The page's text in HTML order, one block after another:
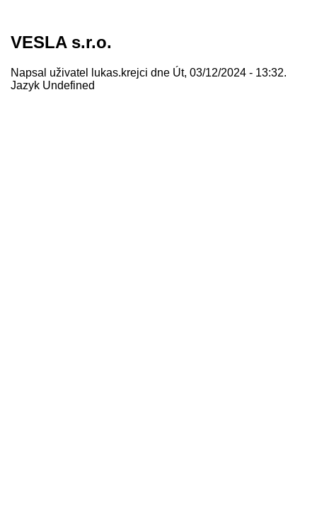
VESLA s.r.o.
Napsal uživatel lukas.krejci dne Út, 03/12/2024 - 13:32.
Jazyk Undefined